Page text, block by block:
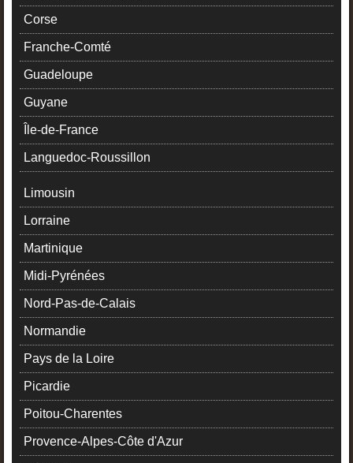
Corse
Franche-Comté
Guadeloupe
Guyane
Île-de-France
Languedoc-Roussillon
Limousin
Lorraine
Martinique
Midi-Pyrénées
Nord-Pas-de-Calais
Normandie
Pays de la Loire
Picardie
Poitou-Charentes
Provence-Alpes-Côte d'Azur